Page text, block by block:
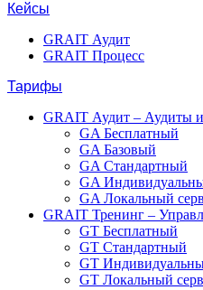
Кейсы
GRAIT Аудит
GRAIT Процесс
Тарифы
GRAIT Аудит – Аудиты и
GA Бесплатный
GA Базовый
GA Стандартный
GA
GA Локальный
GRAIT Тренинг –
GT Бесплатный
GT Стандартный
GT
GT Локальный